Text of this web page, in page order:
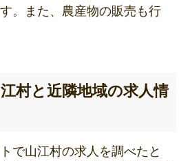
。また、農産物の販売も行
村と近隣地域の求人情
で山江村の求人を調べたと